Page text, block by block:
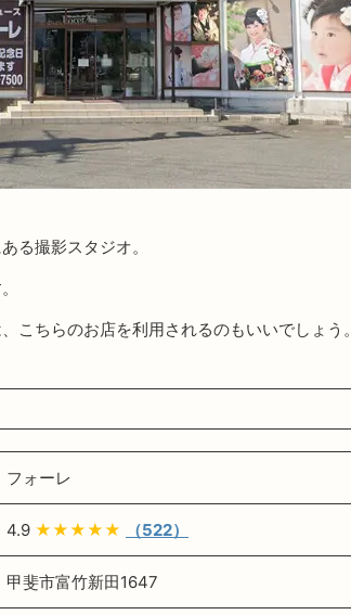
る撮影スタジオ。
こちらのお店を利用されるのもいいでしょう。
フォーレ
4.9 ★★★★★ （522）
甲斐市富竹新田1647